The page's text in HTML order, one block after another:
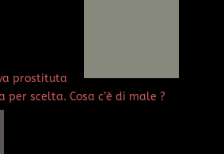
prostituta
per scelta. Cosa c’è di male ?